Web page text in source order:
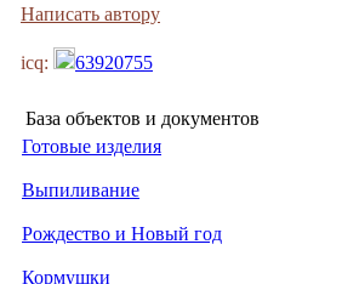
Написать автору
icq: 63920755
База объектов и документов
Готовые изделия
Выпиливание
Рождество и Новый год
Кормушки